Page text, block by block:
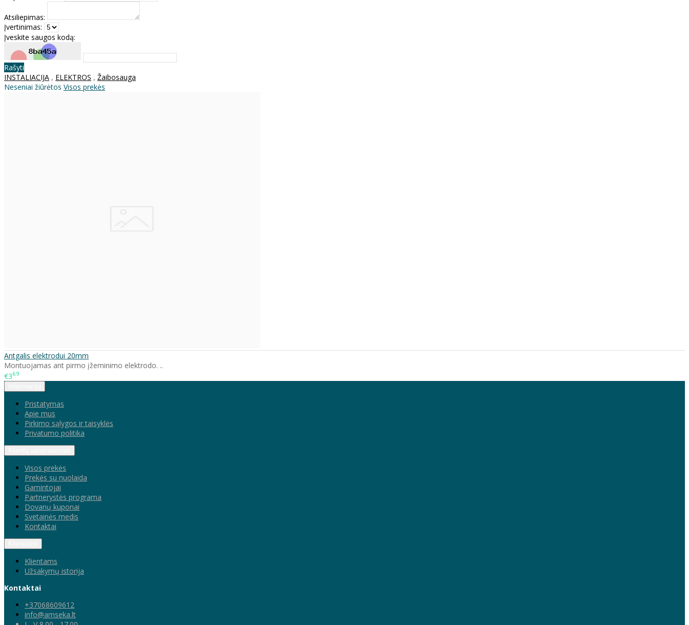
Atsiliepimas:
Įvertinimas:
Įveskite saugos kodą:
Rašyti
INSTALIACIJA , ELEKTROS , Žaibosauga
Neseniai žiūrėtos Visos prekės
Antgalis elektrodui 20mm
Montuojamas ant pirmo įžeminimo elektrodo. ..
€369
Pristatymas
Apie mus
Pirkimo sąlygos ir taisyklės
Privatumo politika
Visos prekės
Prekės su nuolaida
Gamintojai
Partnerystės programa
Dovanų kuponai
Svetainės medis
Kontaktai
Klientams
Užsakymų istorija
Kontaktai
+37068609612
info@amseka.lt